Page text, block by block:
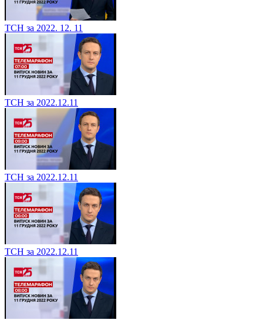
ТСН за 2022. 12. 11
ТСН за 2022.12.11
ТСН за 2022.12.11
ТСН за 2022.12.11